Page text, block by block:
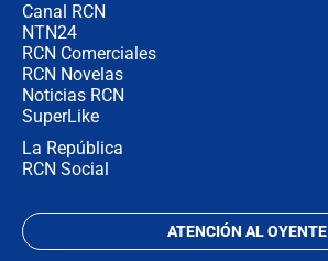
Canal RCN
NTN24
RCN Comerciales
RCN Novelas
Noticias RCN
SuperLike
La República
RCN Social
ATENCIÓN AL OYENTE